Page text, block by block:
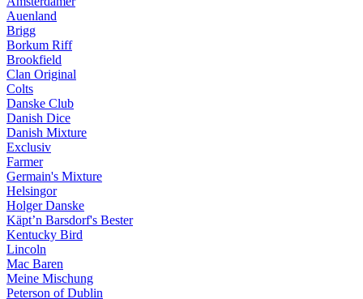
Auenland
Brigg
Borkum Riff
Brookfield
Clan Original
Colts
Danske Club
Danish Dice
Danish Mixture
Exclusiv
Farmer
Germain's Mixture
Helsingor
Holger Danske
Käpt’n Barsdorf's Bester
Kentucky Bird
Lincoln
Mac Baren
Meine Mischung
Peterson of Dublin